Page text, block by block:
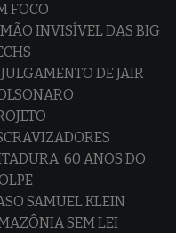
FOCO
INVISÍVEL DAS BIG
DE JAIR
60 ANOS DO
SAMUEL KLEIN
SEM LEI